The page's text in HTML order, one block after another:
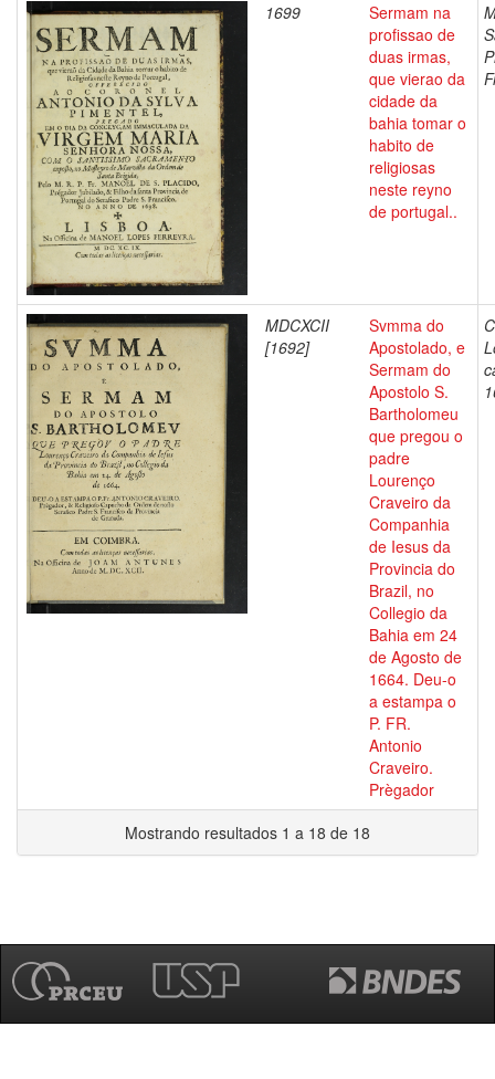
1699
Sermam na
profissao de
duas irmas,
que vierao da
cidade da
bahia tomar o
habito de
religiosas
neste reyno
de portugal..
MDCXCII
[1692]
Svmma do
Apostolado, e
Sermam do
Apostolo S.
Bartholomeu
que pregou o
padre
Lourenço
Craveiro da
Companhia
de Iesus da
Provincia do
Brazil, no
Collegio da
Bahia em 24
de Agosto de
1664. Deu-o
a estampa o
P. FR.
Antonio
Craveiro.
Prègador
Mostrando resultados 1 a 18 de 18